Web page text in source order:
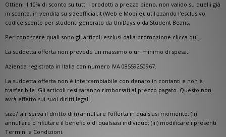
Ottieni il 10% di sconto su tutti i prodotti a prezzo pieno, non valido su quelli già
in sconto, in vendita su sizeofficial.it (Web e Mobile), utilizzando l'esclusivo
codice sconto per studenti generato da UniDays o da Student Beans.
Per conoscere quali sono gli articoli esclusi dalla promozione clicca qui.
La suddetta offerta non prevede un massimo o un minimo di spesa.
Azienda registrata in Italia con numero IVA 08559250967.
La suddetta offerta non è intercambiabile con denaro in contanti e non è
trasferibile. Gli articoli resi saranno rimborsati al prezzo pagato. Questo non
avrà effetto sui suoi diritti legali.
size? si riserva il diritto di (i) annullare l'offerta in qualsiasi momento; (ii)
annullare o rifiutare il beneficio di qualsiasi individuo; (iii) modificare i presenti
Termini e Condizioni.